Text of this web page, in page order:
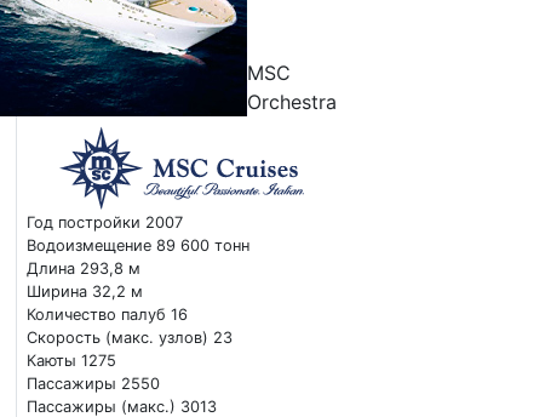
MSC
Orchestra
Год постройки 2007
Водоизмещение 89 600 тонн
Длина 293,8 м
Ширина 32,2 м
Количество палуб 16
Скорость (макс. узлов) 23
Каюты 1275
Пассажиры 2550
Пассажиры (макс.) 3013